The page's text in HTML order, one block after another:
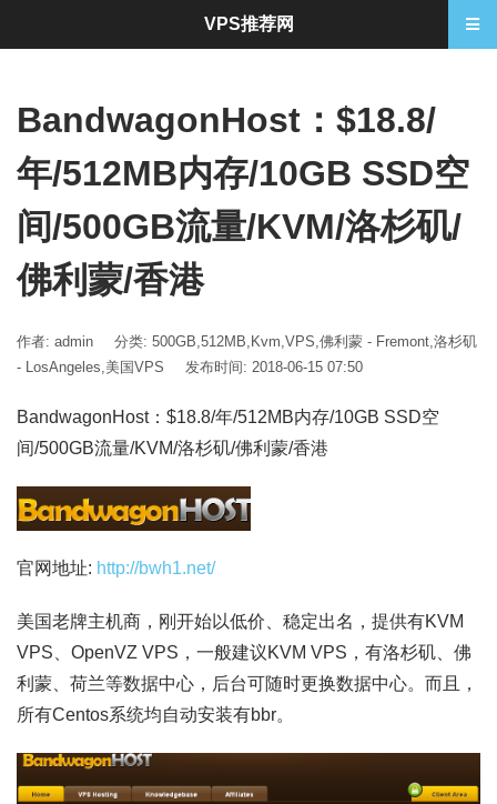
BandwagonHost：$18.8/
年/512MB内存/10GB SSD空
间/500GB流量/KVM/洛杉矶/
佛利蒙/香港
作者: admin 分类: 500GB,512MB, Kvm,VPS,佛利蒙 - Fremont,洛杉矶
- LosAngeles,美国VPS 发布时间: 2018-06-15 07:50
BandwagonHost：$18.8/年/512MB内存/10GB SSD空
间/500GB流量/KVM/洛杉矶/佛利蒙/香港
官网地址: http://bwh1.net/
美国老牌主机商，刚开始以低价、稳定出名，提供有KVM
VPS、OpenVZ VPS，一般建议KVM VPS，有洛杉矶、佛
利蒙、荷兰等数据中心，后台可随时更换数据中心。而且，
所有Centos系统均自动安装有bbr。
VPS推荐网